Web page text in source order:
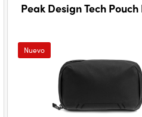
Peak Design Tech
Nuevo